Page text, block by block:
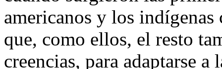
americanos y los
que, como ellos, el resto
creencias, para adaptarse